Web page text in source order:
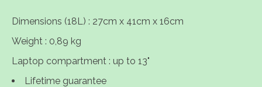
Dimensions (18L) : 27cm x 41cm x 16cm
Weight : 0,89 kg
Laptop compartment : up to 13"
Lifetime guarantee